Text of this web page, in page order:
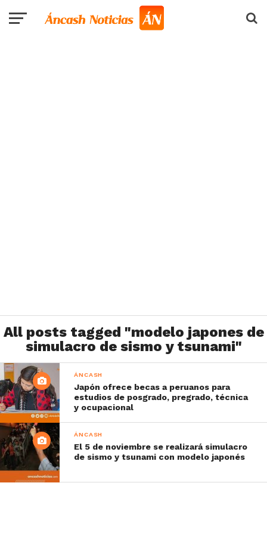
All posts tagged "modelo japones de
simulacro de sismo y tsunami"
ÁNCASH
Japón ofrece becas a peruanos para
estudios de posgrado, pregrado, técnica
y ocupacional
ÁNCASH
El 5 de noviembre se realizará simulacro
de sismo y tsunami con modelo japonés